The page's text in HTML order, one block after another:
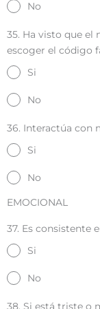
No
35. Ha visto que el
escoger el código
Si
No
36. Interactúa con
Si
No
EMOCIONAL
37. Es consistente
Si
No
38. Si está triste o